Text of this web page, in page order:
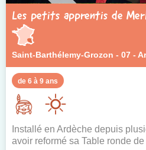
Les petits apprentis de
Saint-Barthélemy-Grozon - 07 -
de 6 à 9 ans
Installé en Ardèche depuis
avoir reformé sa Table ronde de